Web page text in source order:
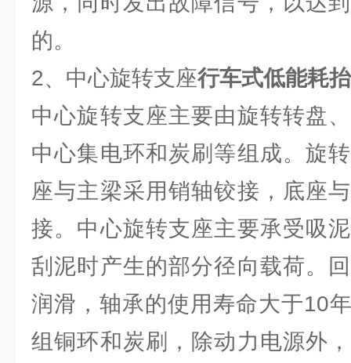
的。
2、中心旋转支座行车式低能耗
中心旋转支座主要由旋转转盘
中心集电环和炭刷等组成。旋
座与主梁采用销轴铰接，底座
接。中心旋转支座主要承受吸
刮泥时产生的部分径向载荷。
润滑，轴承的使用寿命大于10
组铜环和炭刷，除动力电源外